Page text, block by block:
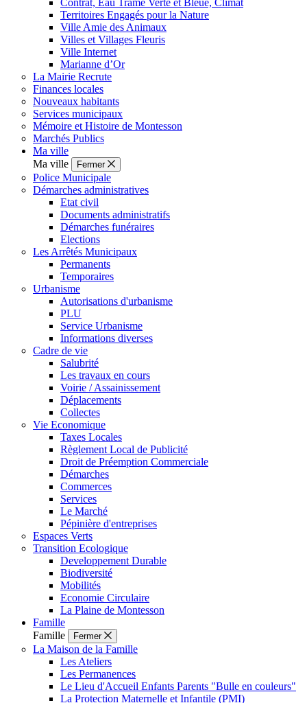
Contrat, Eau Trame Verte et Bleue, Climat
Territoires Engagés pour la Nature
Ville Amie des Animaux
Villes et Villages Fleuris
Ville Internet
Marianne d’Or
La Mairie Recrute
Finances locales
Nouveaux habitants
Services municipaux
Mémoire et Histoire de Montesson
Marchés Publics
Ma ville
Ma ville
Fermer
Police Municipale
Démarches administratives
Etat civil
Documents administratifs
Démarches funéraires
Elections
Les Arrêtés Municipaux
Permanents
Temporaires
Urbanisme
Autorisations d'urbanisme
PLU
Service Urbanisme
Informations diverses
Cadre de vie
Salubrité
Les travaux en cours
Voirie / Assainissement
Déplacements
Collectes
Vie Economique
Taxes Locales
Règlement Local de Publicité
Droit de Préemption Commerciale
Démarches
Commerces
Services
Le Marché
Pépinière d'entreprises
Espaces Verts
Transition Ecologique
Developpement Durable
Biodiversité
Mobilités
Economie Circulaire
La Plaine de Montesson
Famille
Famille
Fermer
La Maison de la Famille
Les Ateliers
Les Permanences
Le Lieu d'Accueil Enfants Parents "Bulle en couleurs"
La Protection Maternelle et Infantile (PMI)